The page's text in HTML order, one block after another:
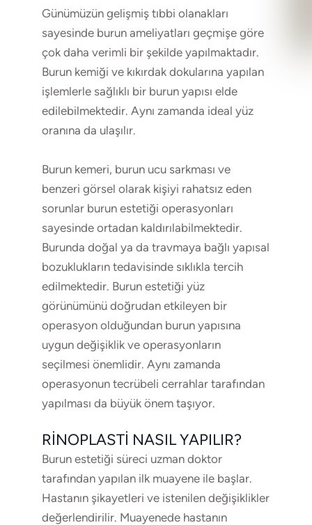
Günümüzün gelişmiş tıbbi olanakları
sayesinde burun ameliyatları geçmişe göre
çok daha verimli bir şekilde yapılmaktadır.
Burun kemiği ve kıkırdak dokularına yapılan
işlemlerle sağlıklı bir burun yapısı elde
edilebilmektedir. Aynı zamanda ideal yüz
oranına da ulaşılır.
Burun kemeri, burun ucu sarkması ve
benzeri görsel olarak kişiyi rahatsız eden
sorunlar burun estetiği operasyonları
sayesinde ortadan kaldırılabilmektedir.
Burunda doğal ya da travmaya bağlı yapısal
bozuklukların tedavisinde sıklıkla tercih
edilmektedir. Burun estetiği yüz
görünümünü doğrudan etkileyen bir
operasyon olduğundan burun yapısına
uygun değişiklik ve operasyonların
seçilmesi önemlidir. Aynı zamanda
operasyonun tecrübeli cerrahlar tarafından
yapılması da büyük önem taşıyor.
RINOPLASTI NASIL YAPILIR?
Burun estetiği süreci uzman doktor
tarafından yapılan ilk muayene ile başlar.
Hastanın şikayetleri ve istenilen değişiklikler
değerlendirilir. Muayenede hastanın